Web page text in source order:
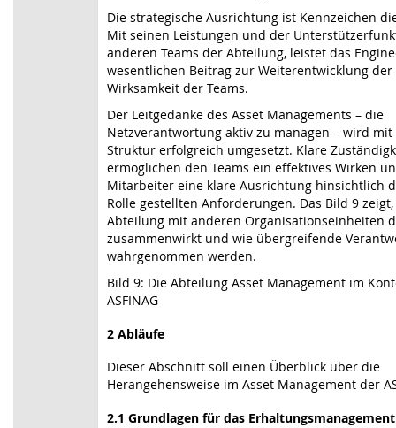
Die strategische Ausrichtung ist Kennzeichen
Mit seinen Leistungen und der
anderen Teams der Abteilung, leistet das
wesentlichen Beitrag zur Weiterentwicklung
Wirksamkeit der Teams.
Der Leitgedanke des Asset Managements – die
Netzverantwortung aktiv zu managen – wird
Struktur erfolgreich umgesetzt. Klare
ermöglichen den Teams ein effektives Wirken
Mitarbeiter eine klare Ausrichtung hinsichtlich
Rolle gestellten Anforderungen. Das Bild 9
Abteilung mit anderen Organisationseinheiten
zusammenwirkt und wie übergreifende
wahrgenommen werden.
Bild 9: Die Abteilung Asset Management im
ASFINAG
2 Abläufe
Dieser Abschnitt soll einen Überblick über die
Herangehensweise im Asset Management der
2.1 Grundlagen für das Erhaltungsmanagement